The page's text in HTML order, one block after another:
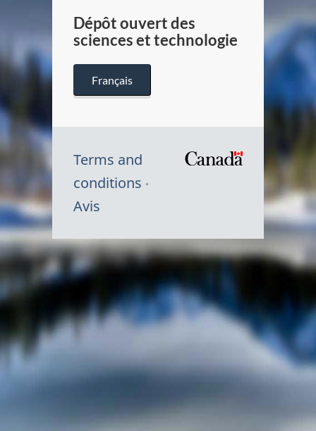
Dépôt ouvert des
sciences et technologie
Français
Terms and
conditions
Avis
Symbole
du
Canada